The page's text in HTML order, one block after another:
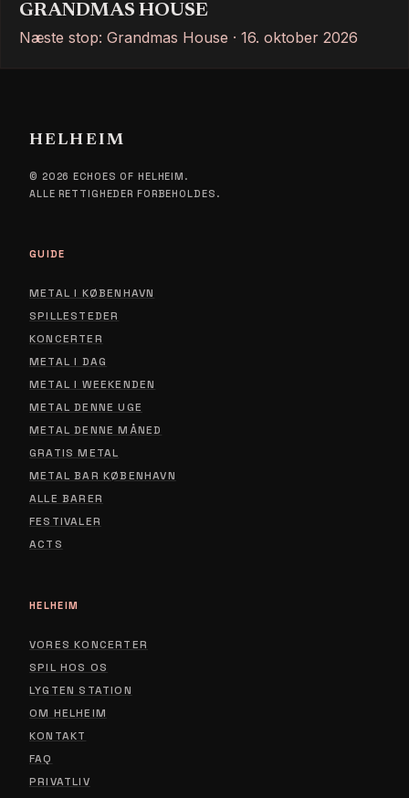
GRANDMAS HOUSE
Næste stop: Grandmas House · 16. oktober 2026
HELHEIM
© 2026 ECHOES OF HELHEIM.
ALLE RETTIGHEDER FORBEHOLDES.
GUIDE
METAL I KØBENHAVN
SPILLESTEDER
KONCERTER
METAL I DAG
METAL I WEEKENDEN
METAL DENNE UGE
METAL DENNE MÅNED
GRATIS METAL
METAL BAR KØBENHAVN
ALLE BARER
FESTIVALER
ACTS
HELHEIM
VORES KONCERTER
SPIL HOS OS
LYGTEN STATION
OM HELHEIM
KONTAKT
FAQ
PRIVATLIVPRIVACY POLICY